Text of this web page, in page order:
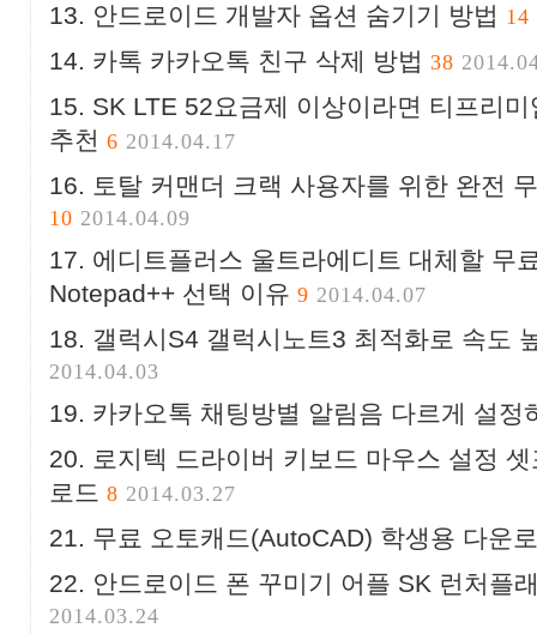
안드로이드 개발자 옵션 숨기기 방법 14
카톡 카카오톡 친구 삭제 방법 38
SK LTE 52요금제 이상이라면 티프리
추천 6 2014.04.17
토탈 커맨더 크랙 사용자를 위한 완전
10 2014.04.09
에디트플러스 울트라에디트 대체할 무
Notepad++ 선택 이유 9 2014.04.07
갤럭시S4 갤럭시노트3 최적화로 속도
2014.04.03
카카오톡 채팅방별 알림음 다르게 설정
로지텍 드라이버 키보드 마우스 설정
로드 8 2014.03.27
무료 오토캐드(AutoCAD) 학생용 다운
안드로이드 폰 꾸미기 어플 SK 런처플
2014.03.24